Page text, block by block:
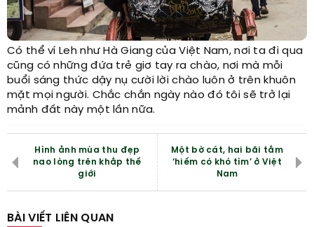
Có thể ví Leh như Hà Giang của Việt Nam, nơi ta đi qua
cũng có những đứa trẻ giơ tay ra chào, nơi mà mỗi
buổi sáng thức dậy nụ cười lời chào luôn ở trên khuôn
mặt mọi người. Chắc chắn ngày nào đó tôi sẽ trở lại
mảnh đất này một lần nữa.
Hình ảnh mùa thu đẹp
nao lòng trên khắp thế
giới
Một bờ cát, hai bãi tắm
‘hiếm có khó tìm’ ở Việt
Nam
BÀI VIẾT LIÊN QUAN